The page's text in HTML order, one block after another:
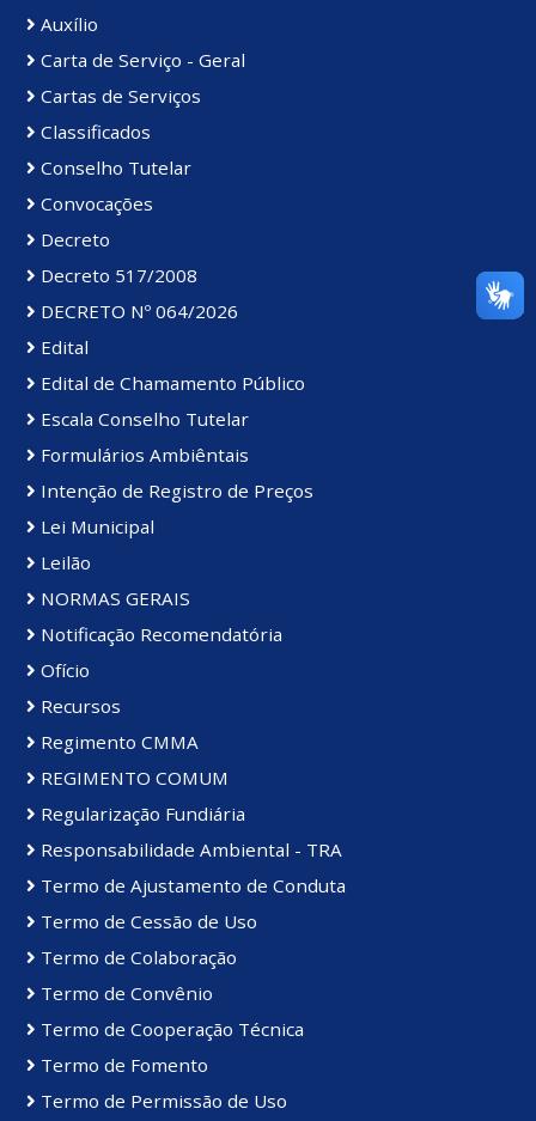
Auxílio
Carta de Serviço - Geral
Cartas de Serviços
Classificados
Conselho Tutelar
Convocações
Decreto
Decreto 517/2008
DECRETO Nº 064/2026
Edital
Edital de Chamamento Público
Escala Conselho Tutelar
Formulários Ambiêntais
Intenção de Registro de Preços
Lei Municipal
Leilão
NORMAS GERAIS
Notificação Recomendatória
Ofício
Recursos
Regimento CMMA
REGIMENTO COMUM
Regularização Fundiária
Responsabilidade Ambiental - TRA
Termo de Ajustamento de Conduta
Termo de Cessão de Uso
Termo de Colaboração
Termo de Convênio
Termo de Cooperação Técnica
Termo de Fomento
Termo de Permissão de Uso